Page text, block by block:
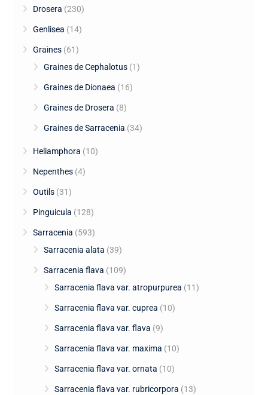
Drosera (230)
Genlisea (14)
Graines (61)
Graines de Cephalotus (1)
Graines de Dionaea (16)
Graines de Drosera (8)
Graines de Sarracenia (34)
Heliamphora (10)
Nepenthes (4)
Outils (31)
Pinguicula (128)
Sarracenia (593)
Sarracenia alata (39)
Sarracenia flava (109)
Sarracenia flava var. atropurpurea (11)
Sarracenia flava var. cuprea (10)
Sarracenia flava var. flava (9)
Sarracenia flava var. maxima (10)
Sarracenia flava var. ornata (10)
Sarracenia flava var. rubricorpora (13)